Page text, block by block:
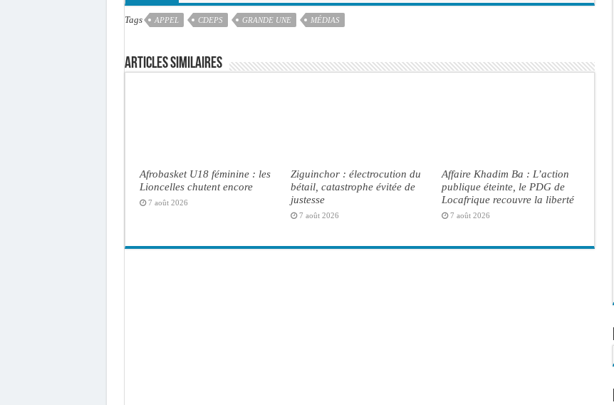
Tags APPEL CDEPS GRANDE UNE MÉDIAS
Articles similaires
Afrobasket U18 féminine : les
Lioncelles chutent encore
7 août 2026
Ziguinchor : électrocution du
bétail, catastrophe évitée de
justesse
7 août 2026
Affaire Khadim Ba : L’action
publique éteinte, le PDG de
Locafrique recouvre la liberté
7 août 2026